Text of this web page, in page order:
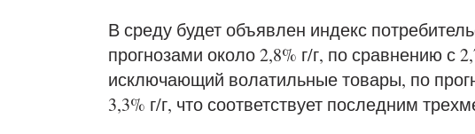
В среду будет объявлен индекс
прогнозами около 2,8% г/г, по сравнению с
исключающий волатильные товары, по
3,3% г/г, что соответствует последним